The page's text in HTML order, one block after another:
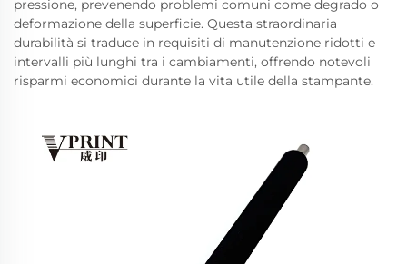
pressione, prevenendo problemi comuni come degrado o
deformazione della superficie. Questa straordinaria
durabilità si traduce in requisiti di manutenzione ridotti e
intervalli più lunghi tra i cambiamenti, offrendo notevoli
risparmi economici durante la vita utile della stampante.